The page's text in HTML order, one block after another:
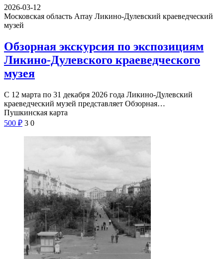
2026-03-12
Московская область Array Ликино-Дулевский краеведческий
музей
Обзорная экскурсия по экспозициям
Ликино-Дулевского краеведческого
музея
С 12 марта по 31 декабря 2026 года Ликино-Дулевский
краеведческий музей представляет Обзорная…
Пушкинская карта
500 ₽ 3 0